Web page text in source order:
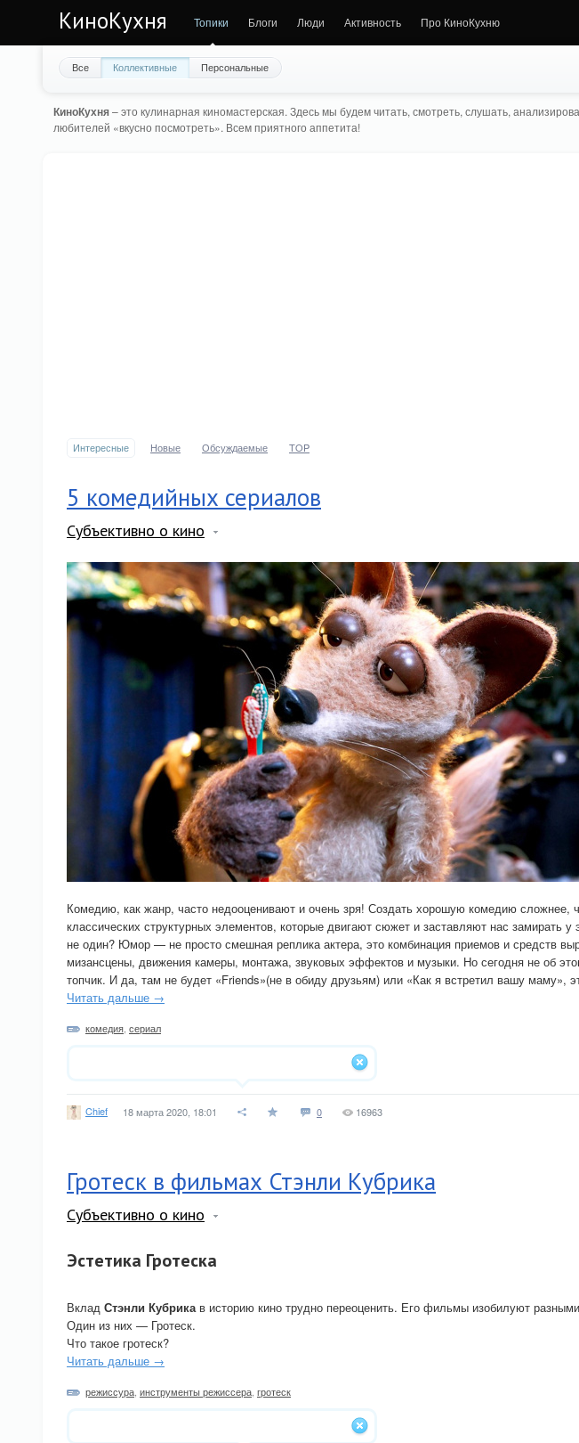
КиноКухня Топики Блоги Люди Активность Про КиноКухню
Все Коллективные Персональные
КиноКухня– это кулинарная киномастерская. Здесь мы будем читать, смотреть, слушать,
любителей «вкусно посмотреть». Всем приятного аппетита!
Интересные Новые Обсуждаемые TOP
5 комедийных сериалов
Субъективно о кино
Комедию, как жанр, часто недооценивают и очень зря! Создать хорошую комедию сложнее,
классических структурных элементов, которые двигают сюжет и заставляют нас замирать
не один? Юмор — не просто смешная реплика актера, это комбинация приемов и средств
мизансцены, движения камеры, монтажа, звуковых эффектов и музыки. Но сегодня не об
топчик. И да, там не будет «Friends»(не в обиду друзьям) или «Как я встретил вашу маму»,
Читать дальше →
комедия сериал
Chief 18 марта 2020, 18:01 0 16963
Гротеск в фильмах Стэнли Кубрика
Субъективно о кино
Эстетика Гротеска
Вклад Стэнли Кубрикав историю кино трудно переоценить. Его фильмы изобилуют
Один из них — Гротеск.
Что такое гротеск?
Читать дальше →
режиссура инструменты режиссера гротеск